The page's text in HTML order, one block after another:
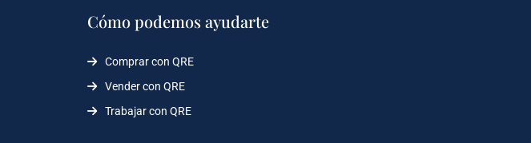
Cómo podemos ayudarte
Comprar con QRE
Vender con QRE
Trabajar con QRE